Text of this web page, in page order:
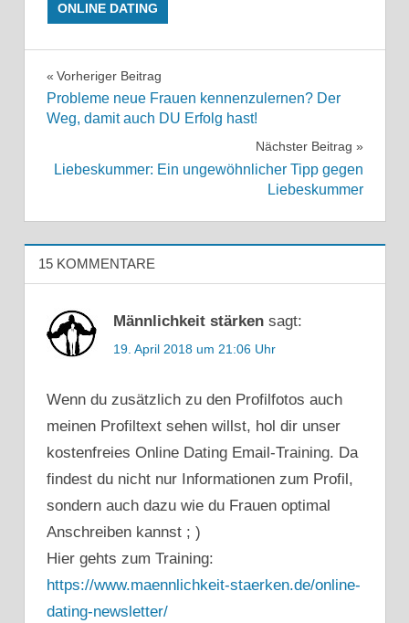
ONLINE DATING
FRAU
VERFÜHREN
FRAUEN
KENNEN
LOVOO
TIPPS
MÄNNER
STÄRKEN
NATÜRLICH
MEHR
DATES
ONLINE
DATING
PROFIL
Beitragsnavigation
Vorheriger Beitrag
Probleme neue Frauen kennenzulernen? Der
Weg, damit auch DU Erfolg hast!
Nächster Beitrag
Liebeskummer: Ein ungewöhnlicher Tipp gegen
Liebeskummer
15 KOMMENTARE
Männlichkeit stärken sagt:
19. April 2018 um 21:06 Uhr
Wenn du zusätzlich zu den Profilfotos auch
meinen Profiltext sehen willst, hol dir unser
kostenfreies Online Dating Email-Training. Da
findest du nicht nur Informationen zum Profil,
sondern auch dazu wie du Frauen optimal
Anschreiben kannst ; )
Hier gehts zum Training:
https://www.maennlichkeit-staerken.de/online-
dating-newsletter/